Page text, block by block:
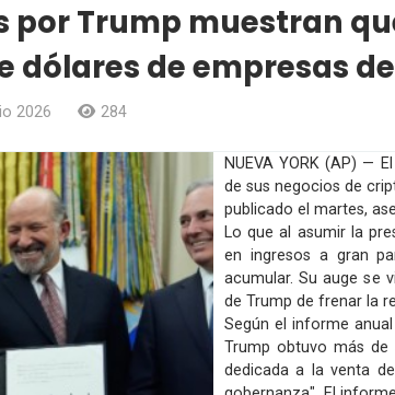
por Trump muestran
dólares de empresas
2026 284
NUEVA YORK (AP) —
de sus negocios de
publicado el martes,
Lo que al asumir la
en ingresos a gran
acumular. Su auge se
de Trump de frenar la
Según el informe
Trump obtuvo más de
dedicada a la venta